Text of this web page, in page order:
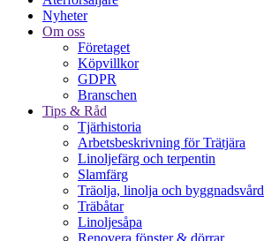
Nyheter
Om oss
Företaget
Köpvillkor
GDPR
Branschen
Tips & Råd
Tjärhistoria
Arbetsbeskrivning för Trätjära
Linoljefärg och terpentin
Slamfärg
Träolja, linolja och byggnadsvård
Träbåtar
Linoljesåpa
Renovera fönster & dörrar